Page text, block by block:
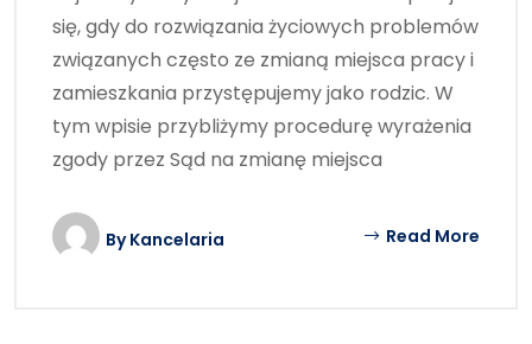
się, gdy do rozwiązania życiowych problemów
związanych często ze zmianą miejsca pracy i
zamieszkania przystępujemy jako rodzic. W
tym wpisie przybliżymy procedurę wyrażenia
zgody przez Sąd na zmianę miejsca
ByKancelaria Read More